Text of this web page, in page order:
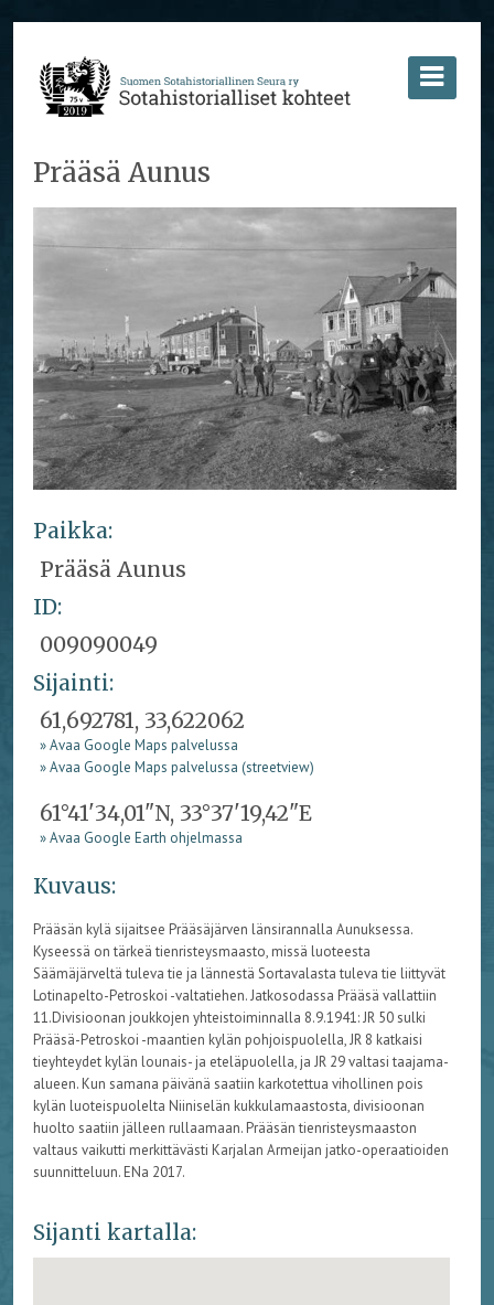
Prääsä Aunus
Paikka:
Prääsä Aunus
ID:
009090049
Sijainti:
61,692781, 33,622062
» Avaa Google Maps palvelussa
» Avaa Google Maps palvelussa (streetview)
61°41'34,01"N, 33°37'19,42"E
» Avaa Google Earth ohjelmassa
Kuvaus:
Prääsän kylä sijaitsee Prääsäjärven länsirannalla Aunuksessa.
Kyseessä on tärkeä tienristeysmaasto, missä luoteesta
Säämäjärveltä tuleva tie ja lännestä Sortavalasta tuleva tie liittyvät
Lotinapelto-Petroskoi -valtatiehen. Jatkosodassa Prääsä vallattiin
11.Divisioonan joukkojen yhteistoiminnalla 8.9.1941: JR 50 sulki
Prääsä-Petroskoi -maantien kylän pohjoispuolella, JR 8 katkaisi
tieyhteydet kylän lounais- ja eteläpuolella, ja JR 29 valtasi taajama-
alueen. Kun samana päivänä saatiin karkotettua vihollinen pois
kylän luoteispuolelta Niiniselän kukkulamaastosta, divisioonan
huolto saatiin jälleen rullaamaan. Prääsän tienristeysmaaston
valtaus vaikutti merkittävästi Karjalan Armeijan jatko-operaatioiden
suunnitteluun. ENa 2017.
Sijanti kartalla: